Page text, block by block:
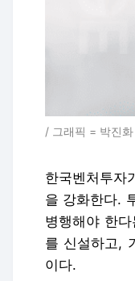
/ 그래픽 = 박진
한국벤처투자
을 강화한다.
병행해야 한
를 신설하고,
이다.